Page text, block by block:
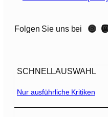
Folgen Sie uns bei Instagram Mastodon
SCHNELLAUSWAHL
Nur ausführliche Kritiken